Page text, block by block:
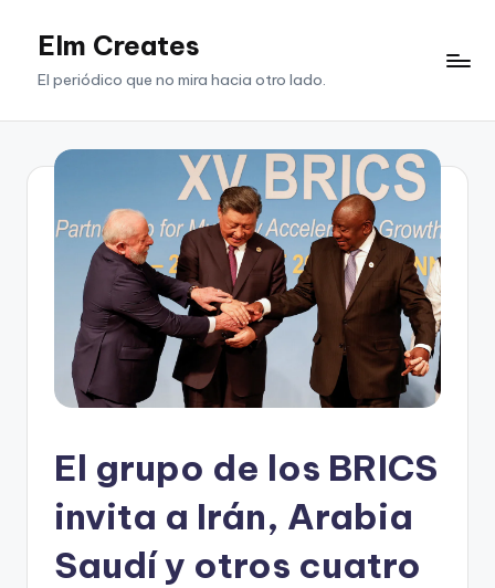
SaltarElm Creates
El periódico que no mira hacia otro lado.
El grupo de los BRICS
invita a Irán, Arabia
Saudí y otros cuatro